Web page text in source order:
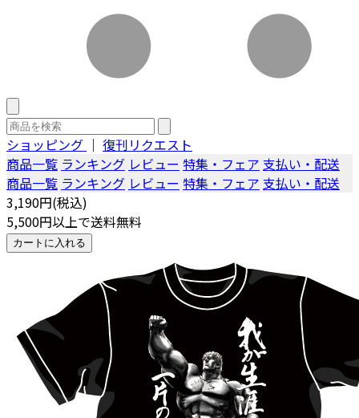
ショッピング ｜ 復刊リクエスト
商品一覧 ランキング レビュー 特集・フェア 支払い・配送
商品一覧 ランキング レビュー 特集・フェア 支払い・配送
3,190円(税込)
5,500円以上で送料無料
カートに入れる